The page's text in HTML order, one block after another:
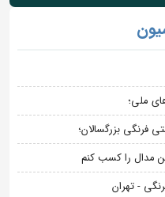
فرنگی بزرگسالان؛
مدال را کسب کنم
- تهران